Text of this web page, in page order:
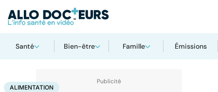
Santé Bien-être Famille Émissions
AccueilSantéMaladies Alimentation
ALIMENTATION